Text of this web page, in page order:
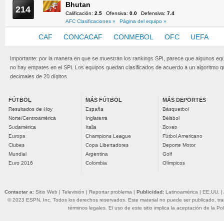
214 Bhutan
Calificación: 2.5 Ofensiva: 0.0 Defensiva: 7.4
AFC Clasificaciones »
Página del equipo »
CAF CONCACAF CONMEBOL OFC UEFA
Importante: por la manera en que se muestran los rankings SPI, parece que algunos
no hay empates en el SPI. Los equipos quedan clasificados de acuerdo a un algoritmo
decimales de 20 dígitos.
FÚTBOL
Resultados de Hoy
Norte/Centroamérica
Sudamérica
Europa
Clubes
Mundial
Euro 2016
MÁS FÚTBOL
España
Inglaterra
Italia
Champions League
Copa Libertadores
Argentina
Colombia
MÁS DEPORTES
Básquetbol
Béisbol
Boxeo
Fútbol Americano
Deporte Motor
Golf
Olímpicos
Contactar a: Sitio Web | Televisión | Reportar problema | Publicidad: Latinoamérica | EE.UU. |
© 2023 ESPN, Inc. Todos los derechos reservados. Este material no puede ser publicado,
términos legales. El uso de este sitio implica la aceptación de la